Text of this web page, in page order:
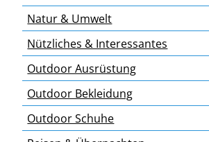
Natur & Umwelt
Nützliches & Interessantes
Outdoor Ausrüstung
Outdoor Bekleidung
Outdoor Schuhe